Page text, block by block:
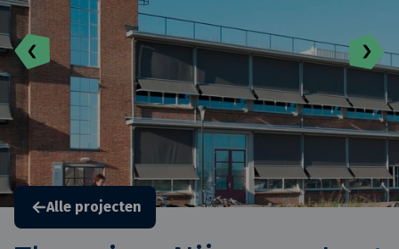
Alle projecten